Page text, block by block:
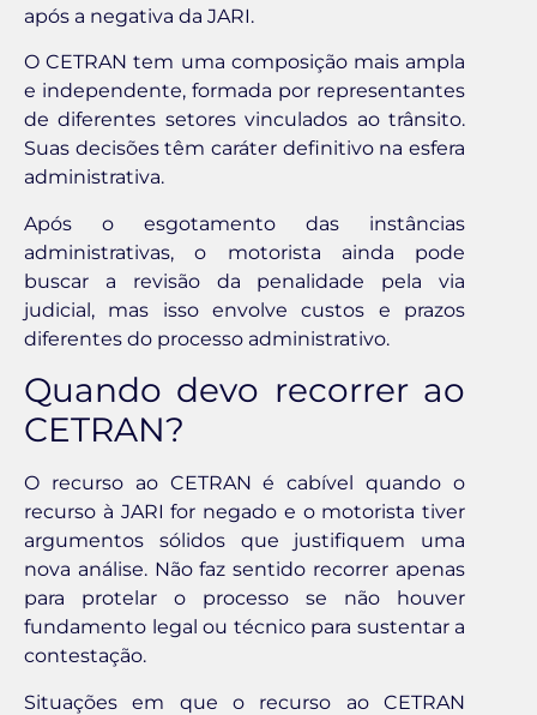
após a negativa da JARI.
O CETRAN tem uma composição mais ampla
e independente, formada por representantes
de diferentes setores vinculados ao trânsito.
Suas decisões têm caráter definitivo na esfera
administrativa.
Após o esgotamento das instâncias
administrativas, o motorista ainda pode
buscar a revisão da penalidade pela via
judicial, mas isso envolve custos e prazos
diferentes do processo administrativo.
Quando devo recorrer ao
CETRAN?
O recurso ao CETRAN é cabível quando o
recurso à JARI for negado e o motorista tiver
argumentos sólidos que justifiquem uma
nova análise. Não faz sentido recorrer apenas
para protelar o processo se não houver
fundamento legal ou técnico para sustentar a
contestação.
Situações em que o recurso ao CETRAN